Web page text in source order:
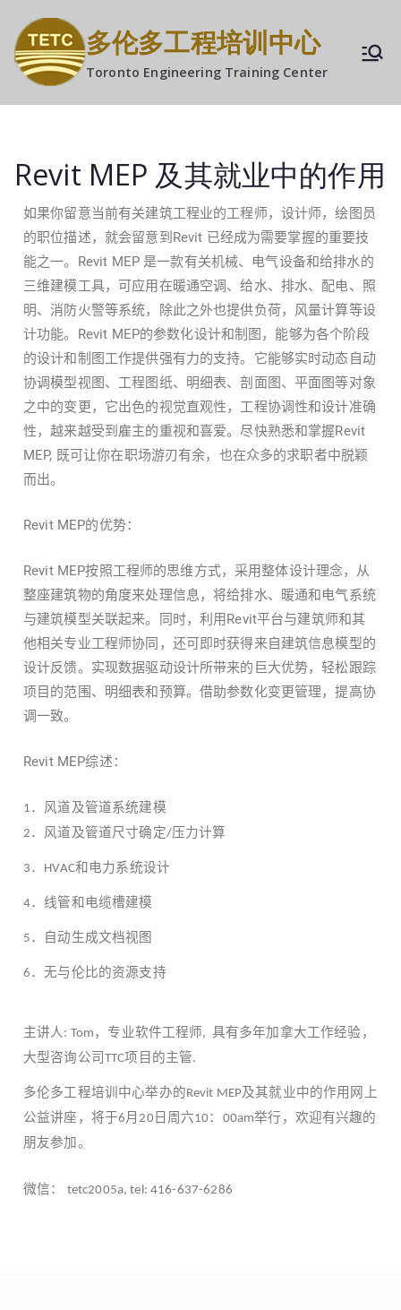
多伦多工程培训中心
Toronto Engineering Training Center
Revit MEP 及其就业中的作用
如果你留意当前有关建筑工程业的工程师，设计师，绘图员
的职位描述，就会留意到 Revit 已经成为需要掌握的重要技
能之一。 Revit MEP 是一款有关机械、电气设备和给排水的
三维建模工具，可应用在暖通空调、给水、排水、配电、照
明、消防火警等系统，除此之外也提供负荷，风量计算等设
计功能。 Revit MEP的参数化设计和制图，能够为各个阶段
的设计和制图工作提供强有力的支持。它能够实时动态自动
协调模型视图、工程图纸、明细表、剖面图、平面图等对象
之中的变更，它出色的视觉直观性，工程协调性和设计准确
性，越来越受到雇主的重视和喜爱。尽快熟悉和掌握Revit
MEP, 既可让你在职场游刃有余，也在众多的求职者中脱颖
而出。
Revit MEP的优势：
Revit MEP按照工程师的思维方式，采用整体设计理念，从
整座建筑物的角度来处理信息，将给排水、暖通和电气系统
与建筑模型关联起来。同时，利用Revit平台与建筑师和其
他相关专业工程师协同，还可即时获得来自建筑信息模型的
设计反馈。实现数据驱动设计所带来的巨大优势，轻松跟踪
项目的范围、明细表和预算。借助参数化变更管理，提高协
调一致。
Revit MEP综述：
1 ．风道及管道系统建模
2 ．风道及管道尺寸确定/压力计算
3 ． HVAC和电力系统设计
4．线管和电缆槽建模
5 ．自动生成文档视图
6 ．无与伦比的资源支持
主讲人: Tom ，专业软件工程师, 具有多年加拿大工作经验，
大型咨询公司 TTC项目的主管.
多伦多工程培训中心举办的Revit MEP及其就业中的作用网上
公益讲座，将于6月20日周六10： 00am举行，欢迎有兴趣的
朋友参加。
微信： tetc2005a, tel: 416-637-6286